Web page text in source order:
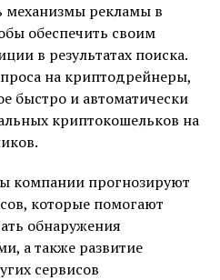
механизмы рекламы в
обеспечить своим
в результатах поиска.
на криптодрейнеры,
быстро и автоматически
криптокошельков на
компании прогнозируют
которые помогают
обнаружения
а также развитие
сервисов